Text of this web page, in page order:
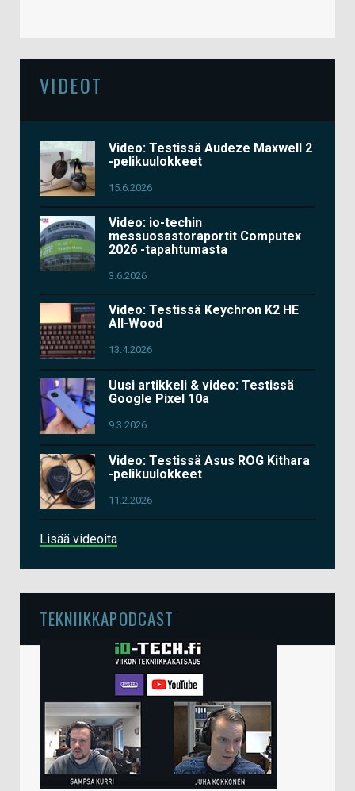
VIDEOT
Video: Testissä Audeze Maxwell 2
-pelikuulokkeet
15.6.2026
Video: io-techin
messuosastoraportit Computex
2026 -tapahtumasta
3.6.2026
Video: Testissä Keychron K2 HE
All-Wood
13.4.2026
Uusi artikkeli & video: Testissä
Google Pixel 10a
9.3.2026
Video: Testissä Asus ROG Kithara
-pelikuulokkeet
11.2.2026
Lisää videoita
TEKNIIKKAPODCAST